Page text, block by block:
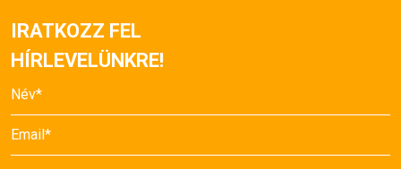
IRATKOZZ FEL
HÍRLEVELÜNKRE!